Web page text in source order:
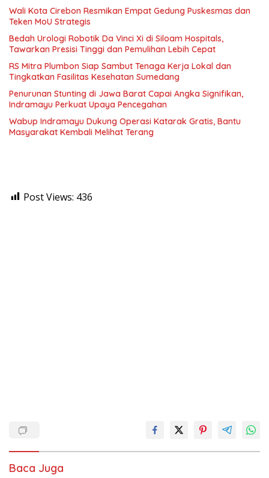
Wali Kota Cirebon Resmikan Empat Gedung Puskesmas dan
Teken MoU Strategis
Bedah Urologi Robotik Da Vinci Xi di Siloam Hospitals,
Tawarkan Presisi Tinggi dan Pemulihan Lebih Cepat
RS Mitra Plumbon Siap Sambut Tenaga Kerja Lokal dan
Tingkatkan Fasilitas Kesehatan Sumedang
Penurunan Stunting di Jawa Barat Capai Angka Signifikan,
Indramayu Perkuat Upaya Pencegahan
Wabup Indramayu Dukung Operasi Katarak Gratis, Bantu
Masyarakat Kembali Melihat Terang
Post Views: 436
Baca Juga